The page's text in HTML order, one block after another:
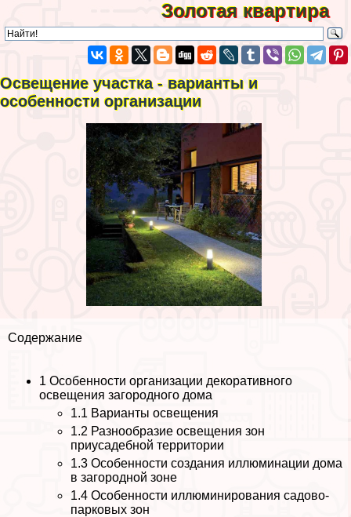
Золотая квартира
Освещение участка - варианты и
особенности организации
Содержание
1 Особенности организации декоративного
освещения загородного дома
1.1 Варианты освещения
1.2 Разнообразие освещения зон
приусадебной территории
1.3 Особенности создания иллюминации дома
в загородной зоне
1.4 Особенности иллюминирования садово-
парковых зон